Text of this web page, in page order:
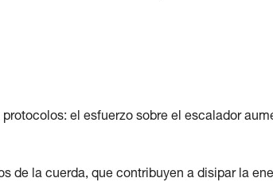
el esfuerzo sobre el escalador
de la cuerda, que contribuyen a disipar la